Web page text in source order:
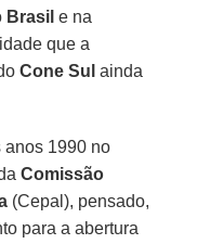
Brasil e na
que a
Cone Sul ainda
anos 1990 no
Comissão
(Cepal), pensado,
para a abertura